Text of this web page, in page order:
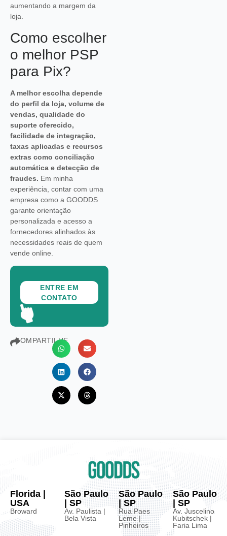
aumentando a margem da
loja.
Como escolher
o melhor PSP
para Pix?
A melhor escolha depende
do perfil da loja, volume de
vendas, qualidade do
suporte oferecido,
facilidade de integração,
taxas aplicadas e recursos
extras como conciliação
automática e detecção de
fraudes. Em minha
experiência, contar com uma
empresa como a GOODDS
garante orientação
personalizada e acesso a
fornecedores alinhados às
necessidades reais de quem
vende online.
ENTRE EM
CONTATO
COMPARTILHE
Florida |
USA
Broward
São Paulo
| SP
Av. Paulista |
Bela Vista
São Paulo
| SP
Rua Paes
Leme |
Pinheiros
São Paulo
| SP
Av. Juscelino
Kubitschek |
Faria Lima